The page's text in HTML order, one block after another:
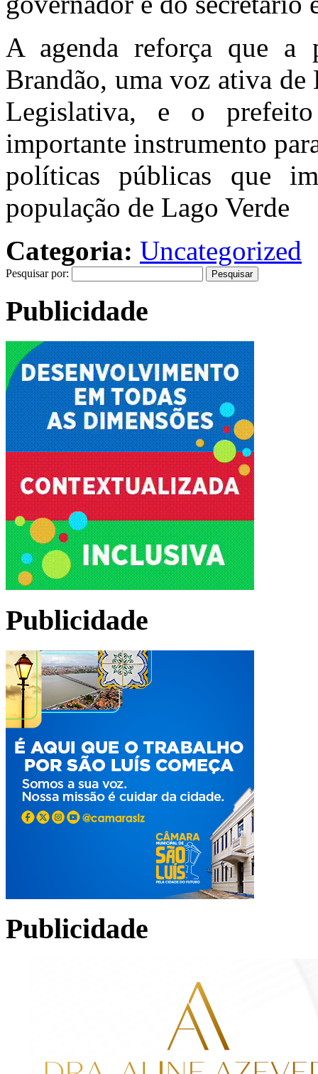
A agenda reforça que a
Brandão, uma voz ativa de
Legislativa, e o
importante instrumento
políticas públicas que
população de Lago Verde
Categoria: Uncategorized
Pesquisar por:
Publicidade
Publicidade
Publicidade